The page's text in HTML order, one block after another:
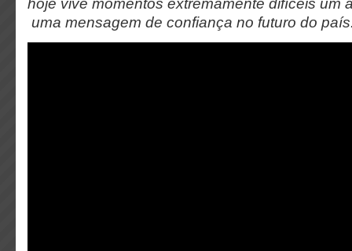
hoje vive momentos extremamente difíceis um
uma mensagem de confiança no futuro do